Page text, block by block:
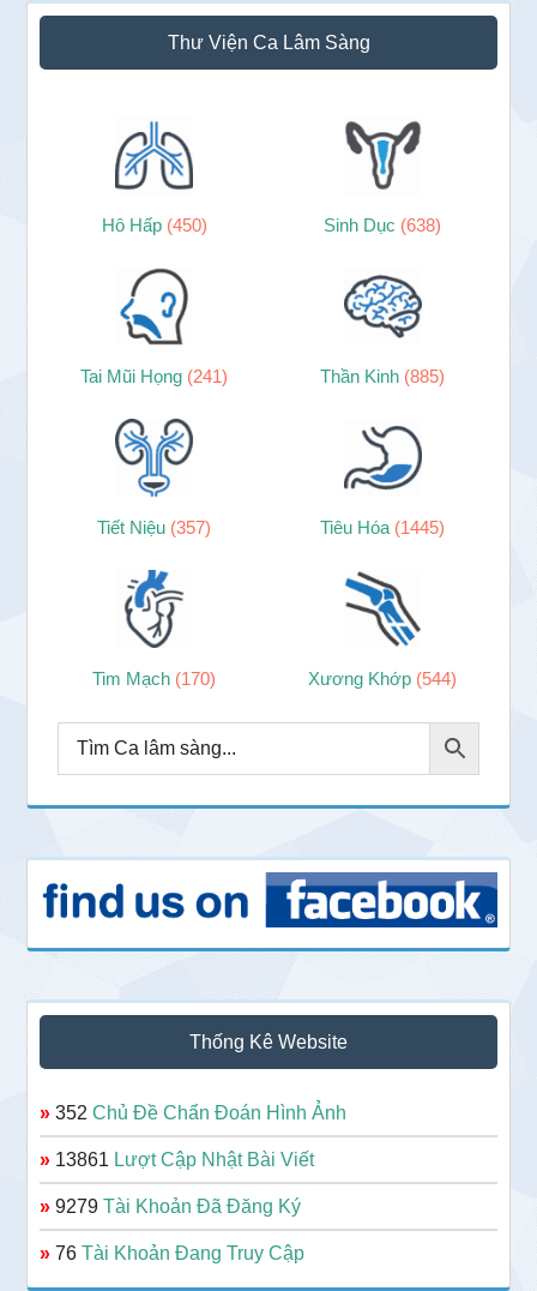
Thư Viện Ca Lâm Sàng
Hô Hấp (450) Sinh Dục (638)
Tai Mũi Họng (241) Thần Kinh (885)
Tiết Niệu (357) Tiêu Hóa (1445)
Tim Mạch (170) Xương Khớp (544)
Thống Kê Website
» 352Chủ Đề Chẩn Đoán Hình Ảnh
» 13861 Lượt Cập Nhật Bài Viết
» 9279Tài Khoản Đã Đăng Ký
» 76Tài Khoản Đang Truy Cập